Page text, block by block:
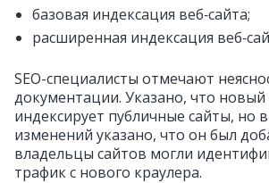
базовая индексация веб‑сайта;
расширенная индексация
SEO-специалисты отмечают
документации. Указано, что новый
индексирует публичные сайты, но
изменений указано, что он был
владельцы сайтов могли
трафик с нового краулера.